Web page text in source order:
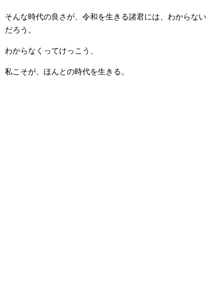
そんな時代の良さが、令和を生きる諸君には、わからない
だろう。
わからなくってけっこう、
私こそが、ほんとの時代を生きる。